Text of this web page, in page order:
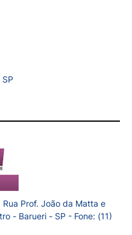
Prof. João da Matta e
- Barueri - SP - Fone: (11)